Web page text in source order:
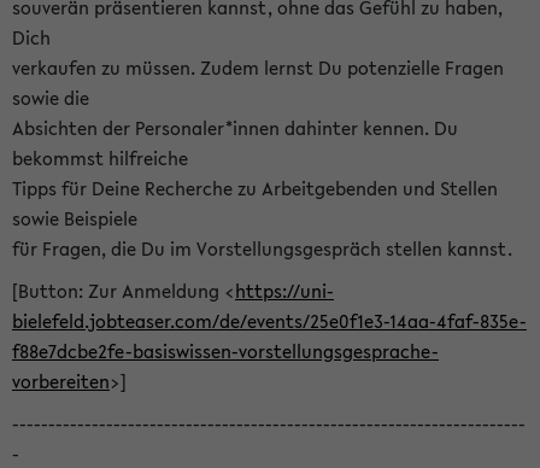
souverän präsentieren kannst, ohne das Gefühl zu haben,
Dich
verkaufen zu müssen. Zudem lernst Du potenzielle Fragen
sowie die
Absichten der Personaler*innen dahinter kennen. Du
bekommst hilfreiche
Tipps für Deine Recherche zu Arbeitgebenden und Stellen
sowie Beispiele
für Fragen, die Du im Vorstellungsgespräch stellen kannst.
[Button: Zur Anmeldung <https://uni-
bielefeld.jobteaser.com/de/events/25e0f1e3-14aa-4faf-835e-
f88e7dcbe2fe-basiswissen-vorstellungsgesprache-
vorbereiten>]
-----------------------------------------------------------------------
-